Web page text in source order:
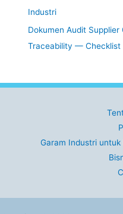
Industri
Dokumen Audit Supplier
Traceability — Checklist
Garam Industri